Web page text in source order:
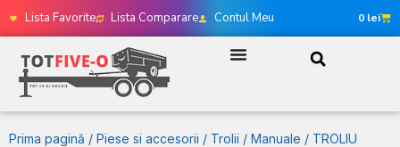
Lista Favorite Lista Comparare Contul Meu 0 lei
Prima pagină / Piese si accesorii / Trolii / Manuale / TROLIU